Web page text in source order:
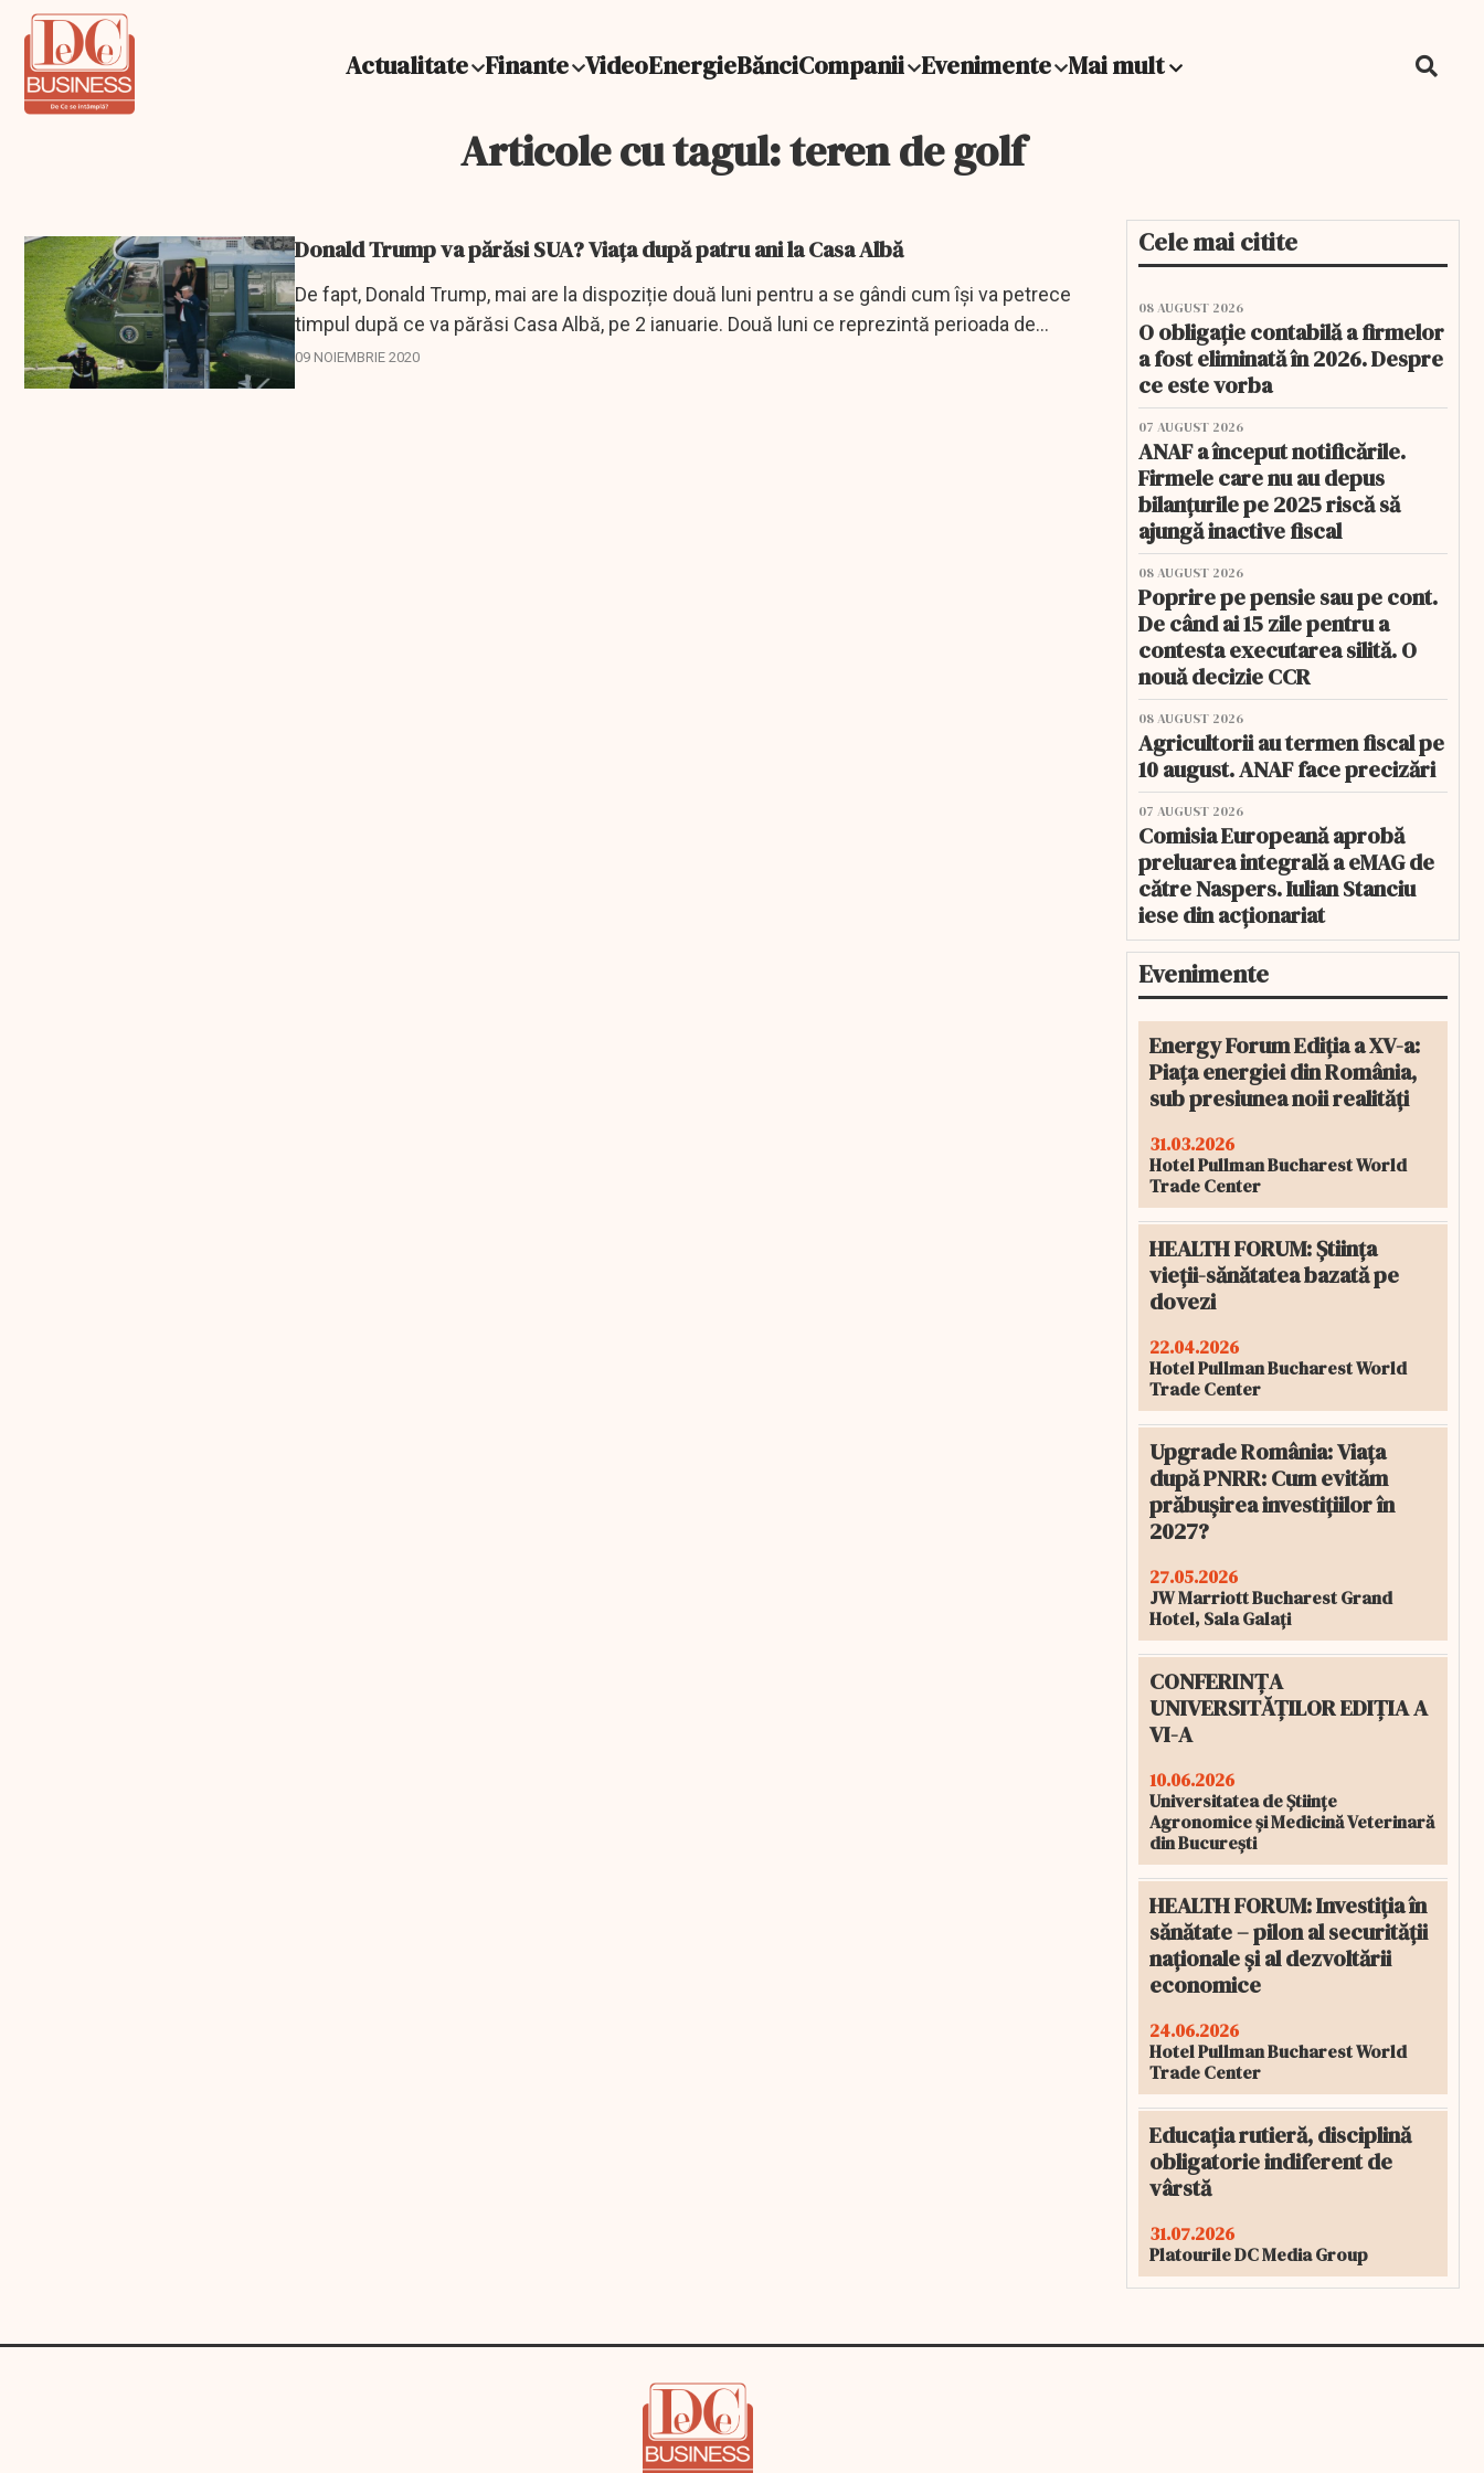
Actualitate Finante VideoEnergieBănciCompanii Evenimente Mai mult
Articole cu tagul: teren de golf
Donald Trump va părăsi SUA? Viața după patru ani la Casa Albă
De fapt, Donald Trump, mai are la dispoziție două luni pentru a se gândi cum își va petrece
timpul după ce va părăsi Casa Albă, pe 2 ianuarie. Două luni ce reprezintă perioada de
tranziție...
09 NOIEMBRIE 2020
Cele mai citite
08 AUGUST 2026
O obligație contabilă a firmelor
a fost eliminată în 2026. Despre
ce este vorba
07 AUGUST 2026
ANAF a început notificările.
Firmele care nu au depus
bilanțurile pe 2025 riscă să
ajungă inactive fiscal
08 AUGUST 2026
Poprire pe pensie sau pe cont.
De când ai 15 zile pentru a
contesta executarea silită. O
nouă decizie CCR
08 AUGUST 2026
Agricultorii au termen fiscal pe
10 august. ANAF face precizări
07 AUGUST 2026
Comisia Europeană aprobă
preluarea integrală a eMAG de
către Naspers. Iulian Stanciu
iese din acționariat
Evenimente
Energy Forum Ediția a XV-a:
Piața energiei din România,
sub presiunea noii realități
31.03.2026
Hotel Pullman Bucharest World
Trade Center
HEALTH FORUM: Știința
vieții-sănătatea bazată pe
dovezi
22.04.2026
Hotel Pullman Bucharest World
Trade Center
Upgrade România: Viața
după PNRR: Cum evităm
prăbușirea investițiilor în
2027?
27.05.2026
JW Marriott Bucharest Grand
Hotel, Sala Galați
CONFERINȚA
UNIVERSITĂȚILOR EDIȚIA A
VI-A
10.06.2026
Universitatea de Științe
Agronomice și Medicină Veterinară
din București
HEALTH FORUM: Investiția în
sănătate – pilon al securității
naționale și al dezvoltării
economice
24.06.2026
Hotel Pullman Bucharest World
Trade Center
Educația rutieră, disciplină
obligatorie indiferent de
vârstă
31.07.2026
Platourile DC Media Group